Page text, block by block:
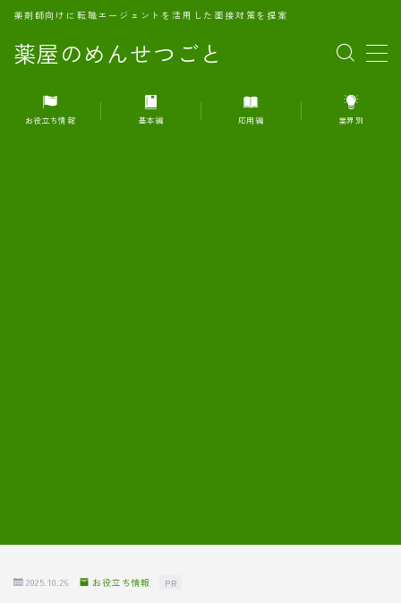
薬屋のめんせつごと
薬剤師向けに転職エージェントを活用した面接対策を提案
MENU
1.転職エージェントとは何か？
お役立ち情報 基本編 応用編 業界別
2025.10.26 お役立ち情報 PR